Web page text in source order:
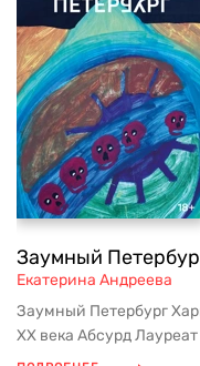
Заумный
Екатерина Андреева
Заумный Петербург
ХХ века Абсурд